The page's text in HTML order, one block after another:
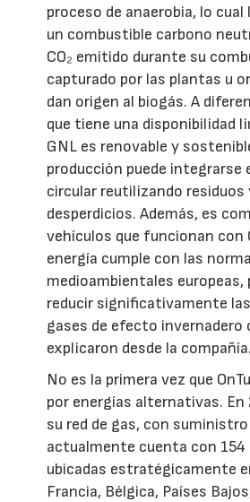
proceso de anaerobia, lo
un combustible carbono
CO₂ emitido durante su
capturado por las plantas u
dan origen al biogás. A
que tiene una disponibilidad
GNL es renovable y
producción puede integrarse
circular reutilizando residuos
desperdicios. Además, es
vehículos que funcionan con
energía cumple con las
medioambientales europeas,
reducir significativamente
gases de efecto invernadero
explicaron desde la compañía.
No es la primera vez que
por energías alternativas. En
su red de gas, con suministro
actualmente cuenta con
ubicadas estratégicamente
Francia, Bélgica, Países